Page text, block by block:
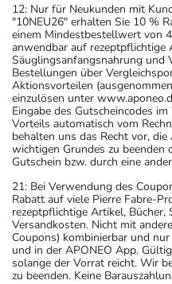
nach seinen Anweisungen
Aufbewahrung
Aufbewahrung
Lagerung vor Anbruch
Das Arzneimittel muss
- vor Hitze geschützt
Behältnis)
aufbewahrt werden.
Aufbewahrung nach
Das Arzneimittel darf nach
höchstens 6 Monate
12: Nur für Neukunden mit
"10NEU26" erhalten Sie 10 %
einem Mindestbestellwert von
anwendbar auf rezeptpflichtige
Säuglingsanfangsnahrung und
Bestellungen über
Aktionsvorteilen
einzulösen unter
Eingabe des Gutscheincodes
Vorteils automatisch vom
behalten uns das Recht vor,
wichtigen Grundes zu beenden
Gutschein bzw. durch eine
21: Bei Verwendung des
Rabatt auf viele Pierre Fabre-
rezeptpflichtige Artikel,
Versandkosten. Nicht mit
Coupons) kombinierbar und
und in der APONEO App.
solange der Vorrat reicht. Wir
zu beenden. Keine